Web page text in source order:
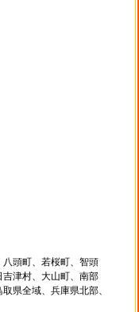
頭町、若桜町、智頭
津村、大山町、南部
県全域、兵庫県北部、